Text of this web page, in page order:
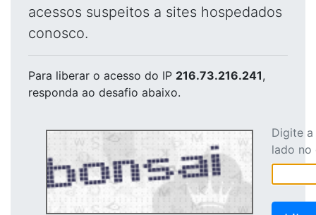
acessos suspeitos a sites hospedados
conosco.
Para liberar o acesso do IP 216.73.216.241,
responda ao desafio abaixo.
Digite
lado no